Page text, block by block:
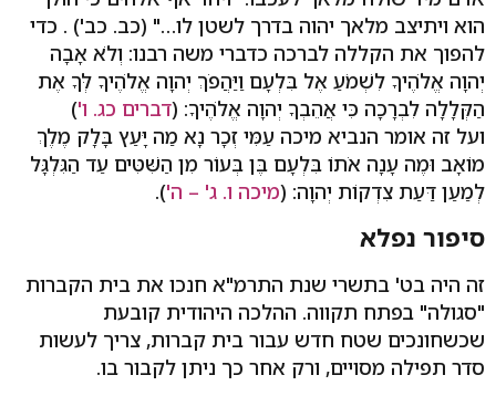
הוא ויתיצב מלאך יהוה בדרך לשטן לו…" (כב. כב') . כדי
להפוך את הקללה לברכה כדברי משה רבנו: וְלֹא אָבָה
יְהוָה אֱלֹהֶיךָ לִשְׁמֹעַ אֶל בִּלְעָם וַיַּהֲפֹךְ יְהוָה אֱלֹהֶיךָ לְּךָ אֶת
הַקְּלָלָה לִבְרָכָה כִּי אֲהֵבְךָ יְהוָה אֱלֹהֶיךָ: (דברים כג. ו')
ועל זה אומר הנביא מיכה עַמִּי זְכָר נָא מַה יָּעַץ בָּלָק מֶלֶךְ
מוֹאָב וּמֶה עָנָה אֹתוֹ בִּלְעָם בֶּן בְּעוֹר מִן הַשִּׁטִּים עַד הַגִּלְגָּל
לְמַעַן דַּעַת צִדְקוֹת יְהוָה: (מיכה ו. ג' – ה').
סיפור נפלא
זה היה בט' בתשרי שנת התרמ"א חנכו את בית הקברות
"סגולה" בפתח תקווה. ההלכה היהודית קובעת
שכשחונכים שטח חדש עבור בית קברות, צריך לעשות
סדר תפילה מסויים, ורק אחר כך ניתן לקבור בו.